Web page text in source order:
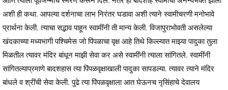
अशी ही कथा. आपल्या दर्शनाचा लाभ निरंतर घडावा अशी त्याने स्वामीचरणी मनोभावे
प्रार्थना केली. त्याचा सद्भाव पाहून स्वामींनी ती मान्य केली. विजापुराभोवती असलेल्या
खंदकाच्या मध्यभागी पश्चिमेस जो पिंपळाचा वृक्ष आहे तिथे किल्ल्यात माझ्या पादुका तुला
मिळतील त्यावर मंदिर बांधून माझी सेवा कर असे स्वामींनी त्याला सांगितले. स्वामींनी
सांगितल्याप्रमाणे बादशहास त्या पिंपळवृक्षाखाली पादुका सापडल्या. त्यावर त्याने मंदिर
बांधले व श्रींची सेवा केली. पुढे त्या पिंपळवृक्षाला आत घेऊनच नृसिंहाचे देवालय